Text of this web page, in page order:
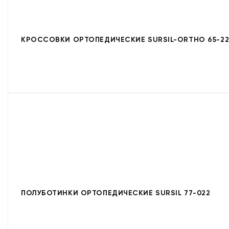
КРОССОВКИ ОРТОПЕДИЧЕСКИЕ SURSIL-ORTHO 65-
ПОЛУБОТИНКИ ОРТОПЕДИЧЕСКИЕ SURSIL 77-022